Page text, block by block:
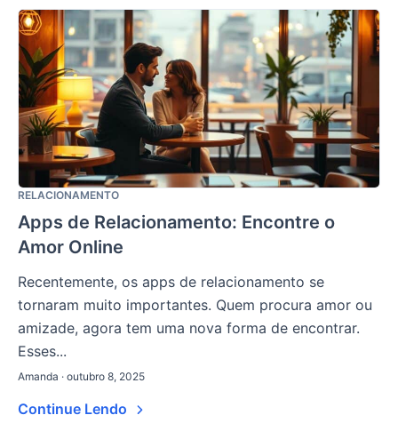
RELACIONAMENTO
Apps de Relacionamento: Encontre o
Amor Online
Recentemente, os apps de relacionamento se
tornaram muito importantes. Quem procura amor ou
amizade, agora tem uma nova forma de encontrar.
Esses...
Amanda · outubro 8, 2025
Continue Lendo